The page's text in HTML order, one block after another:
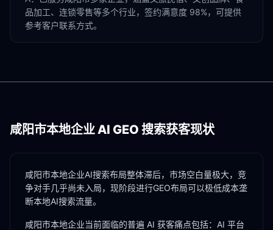
品加工、连锁零售等多个行业，签约满意度 98%，可提供
参考客户联系方式。
咸阳市本地企业 AI GEO 搜索获客现状
咸阳市本地企业AI搜索布局整体滞后，市场空白量极大，竞
争对手几乎尚未入局，现阶段进行GEO布局可以极低成本垄
断本地AI搜索流量。
咸阳市本地企业当前面临的普遍 AI 获客痛点包括：AI 平台